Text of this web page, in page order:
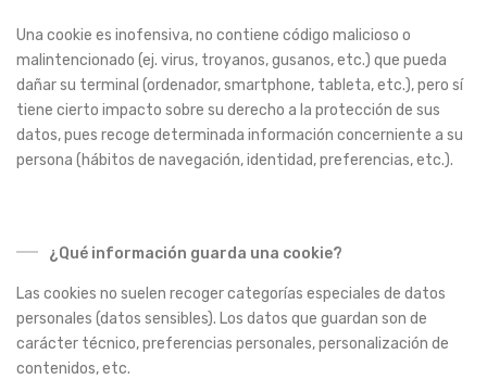
Una cookie es inofensiva, no contiene código malicioso o
malintencionado (ej. virus, troyanos, gusanos, etc.) que pueda
dañar su terminal (ordenador, smartphone, tableta, etc.), pero sí
tiene cierto impacto sobre su derecho a la protección de sus
datos, pues recoge determinada información concerniente a su
persona (hábitos de navegación, identidad, preferencias, etc.).
¿Qué información guarda una cookie?
Las cookies no suelen recoger categorías especiales de datos
personales (datos sensibles). Los datos que guardan son de
carácter técnico, preferencias personales, personalización de
contenidos, etc.